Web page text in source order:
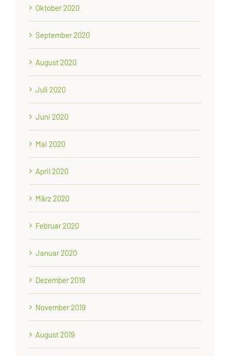
Oktober 2020
September 2020
August 2020
Juli 2020
Juni 2020
Mai 2020
April 2020
März 2020
Februar 2020
Januar 2020
Dezember 2019
November 2019
August 2019